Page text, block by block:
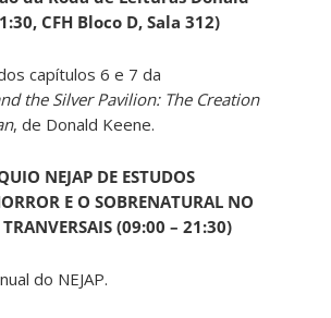
CFH Bloco D, Sala 312)
capítulos 6 e 7 da
the Silver Pavilion: The Creation
, de Donald Keene.
NEJAP DE ESTUDOS
E O SOBRENATURAL NO
TRANVERSAIS (09:00 – 21:30)
do NEJAP.